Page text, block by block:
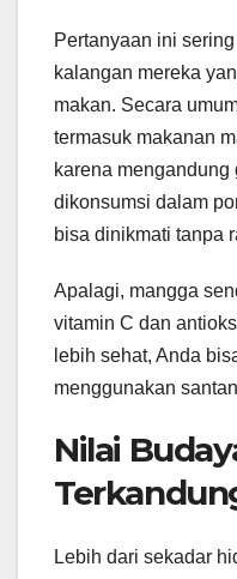
Pertanyaan ini
kalangan mereka
makan. Secara
termasuk makanan
karena
dikonsumsi dalam
bisa dinikmati tanpa
Apalagi, mangga
vitamin C dan
lebih sehat, Anda
menggunakan
Nilai
Lebih dari sekadar